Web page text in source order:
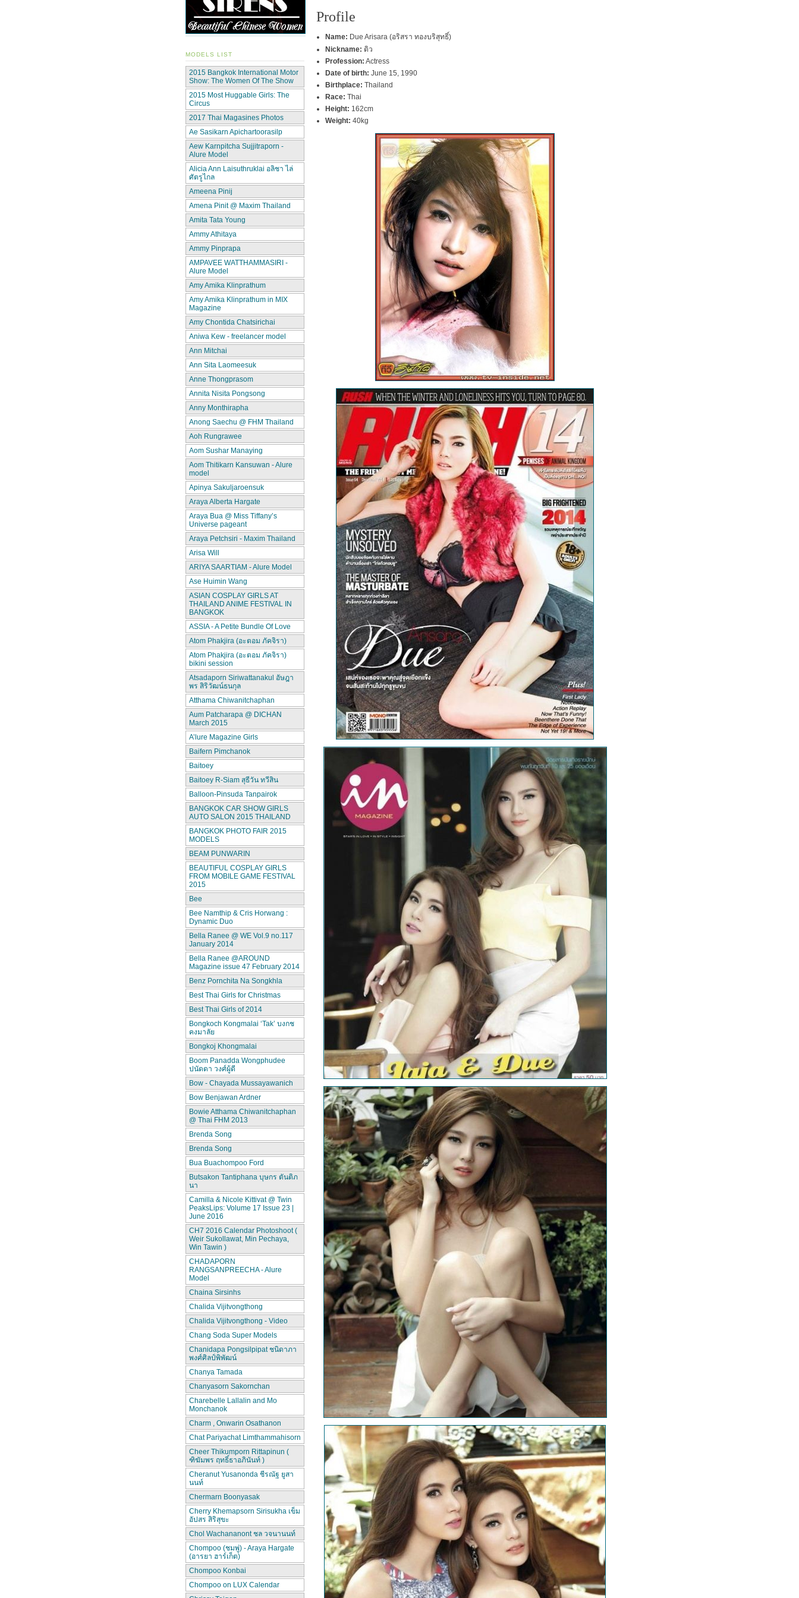
Profile
Name: Due Arisara (อริสรา ทองบริสุทธิ์)
Nickname: ดิว
Profession: Actress
Date of birth: June 15, 1990
Birthplace: Thailand
Race: Thai
Height: 162cm
Weight: 40kg
MODELS LIST
2015 Bangkok International Motor
Show: The Women Of The Show
2015 Most Huggable Girls: The
Circus
2017 Thai Magasines Photos
Ae Sasikarn Apichartoorasilp
Aew Karnpitcha Sujjitraporn -
Alure Model
Alicia Ann Laisuthruklai อลิชา ไล่
ศัตรูไกล
Ameena Pinij
Amena Pinit @ Maxim Thailand
Amita Tata Young
Ammy Athitaya
Ammy Pinprapa
AMPAVEE WATTHAMMASIRI -
Alure Model
Amy Amika Klinprathum
Amy Amika Klinprathum in MIX
Magazine
Amy Chontida Chatsirichai
Aniwa Kew - freelancer model
Ann Mitchai
Ann Sita Laomeesuk
Anne Thongprasom
Annita Nisita Pongsong
Anny Monthirapha
Anong Saechu @ FHM Thailand
Aoh Rungrawee
Aom Sushar Manaying
Aom Thitikarn Kansuwan - Alure
model
Apinya Sakuljaroensuk
Araya Alberta Hargate
Araya Bua @ Miss Tiffany’s
Universe pageant
Araya Petchsiri - Maxim Thailand
Arisa Will
ARIYA SAARTIAM - Alure Model
Ase Huimin Wang
ASIAN COSPLAY GIRLS AT
THAILAND ANIME FESTIVAL IN
BANGKOK
ASSIA - A Petite Bundle Of Love
Atom Phakjira (อะตอม ภัคจิรา)
Atom Phakjira (อะตอม ภัคจิรา)
bikini session
Atsadaporn Siriwattanakul อัษฎา
พร สิริวัฒน์ธนกุล
Atthama Chiwanitchaphan
Aum Patcharapa @ DICHAN
March 2015
A’lure Magazine Girls
Baifern Pimchanok
Baitoey
Baitoey R-Siam สุธีวัน ทวีสิน
Balloon-Pinsuda Tanpairok
BANGKOK CAR SHOW GIRLS
AUTO SALON 2015 THAILAND
BANGKOK PHOTO FAIR 2015
MODELS
BEAM PUNWARIN
BEAUTIFUL COSPLAY GIRLS
FROM MOBILE GAME FESTIVAL
2015
Bee
Bee Namthip & Cris Horwang :
Dynamic Duo
Bella Ranee @ WE Vol.9 no.117
January 2014
Bella Ranee @AROUND
Magazine issue 47 February 2014
Benz Pornchita Na Songkhla
Best Thai Girls for Christmas
Best Thai Girls of 2014
Bongkoch Kongmalai ‘Tak’ บงกช
คงมาลัย
Bongkoj Khongmalai
Boom Panadda Wongphudee
ปนัดดา วงศ์ผู้ดี
Bow - Chayada Mussayawanich
Bow Benjawan Ardner
Bowie Atthama Chiwanitchaphan
@ Thai FHM 2013
Brenda Song
Brenda Song
Bua Buachompoo Ford
Butsakon Tantiphana บุษกร ตันติภ
นา
Camilla & Nicole Kittivat @ Twin
PeaksLips: Volume 17 Issue 23 |
June 2016
CH7 2016 Calendar Photoshoot (
Weir Sukollawat, Min Pechaya,
Win Tawin )
CHADAPORN
RANGSANPREECHA - Alure
Model
Chaina Sirsinhs
Chalida Vijitvongthong
Chalida Vijitvongthong - Video
Chang Soda Super Models
Chanidapa Pongsilpipat ชนิดาภา
พงศ์ศิลป์พิพัฒน์
Chanya Tamada
Chanyasorn Sakornchan
Charebelle Lallalin and Mo
Monchanok
Charm , Onwarin Osathanon
Chat Pariyachat Limthammahisorn
Cheer Thikumporn Rittapinun (
ฑิฆัมพร ฤทธิ์ธาอภินันท์ )
Cheranut Yusanonda ชีรณัฐ ยูสา
นนท์
Chermarn Boonyasak
Cherry Khemapsorn Sirisukha เข็ม
อัปสร สิริสุขะ
Chol Wachananont ชล วจนานนท์
Chompoo (ชมพู่) - Araya Hargate
(อารยา ฮาร์เก็ต)
Chompoo Konbai
Chompoo on LUX Calendar